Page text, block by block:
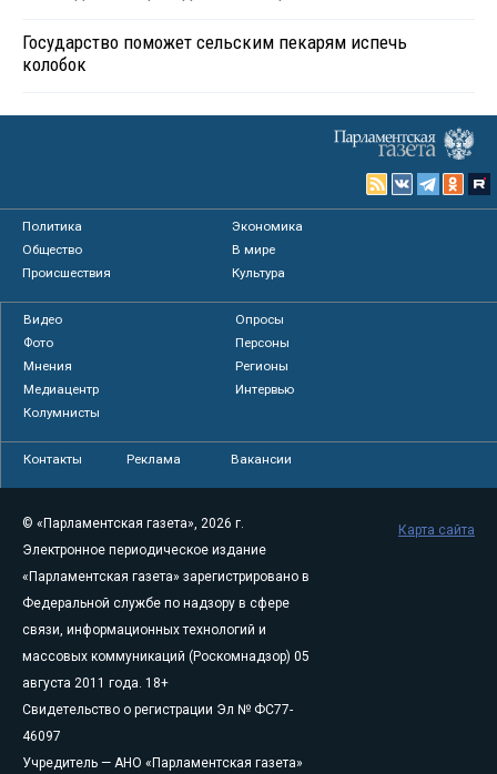
Государство поможет сельским пекарям испечь
колобок
Политика
Экономика
Общество
В мире
Происшествия
Культура
Видео
Опросы
Фото
Персоны
Мнения
Регионы
Медиацентр
Интервью
Колумнисты
Контакты Реклама Вакансии
© «Парламентская газета», 2026 г.
Электронное периодическое издание
«Парламентская газета» зарегистрировано в
Федеральной службе по надзору в сфере
связи, информационных технологий и
массовых коммуникаций (Роскомнадзор) 05
августа 2011 года. 18+
Свидетельство о регистрации Эл № ФС77-
46097
Учредитель — АНО «Парламентская газета»
Карта сайта